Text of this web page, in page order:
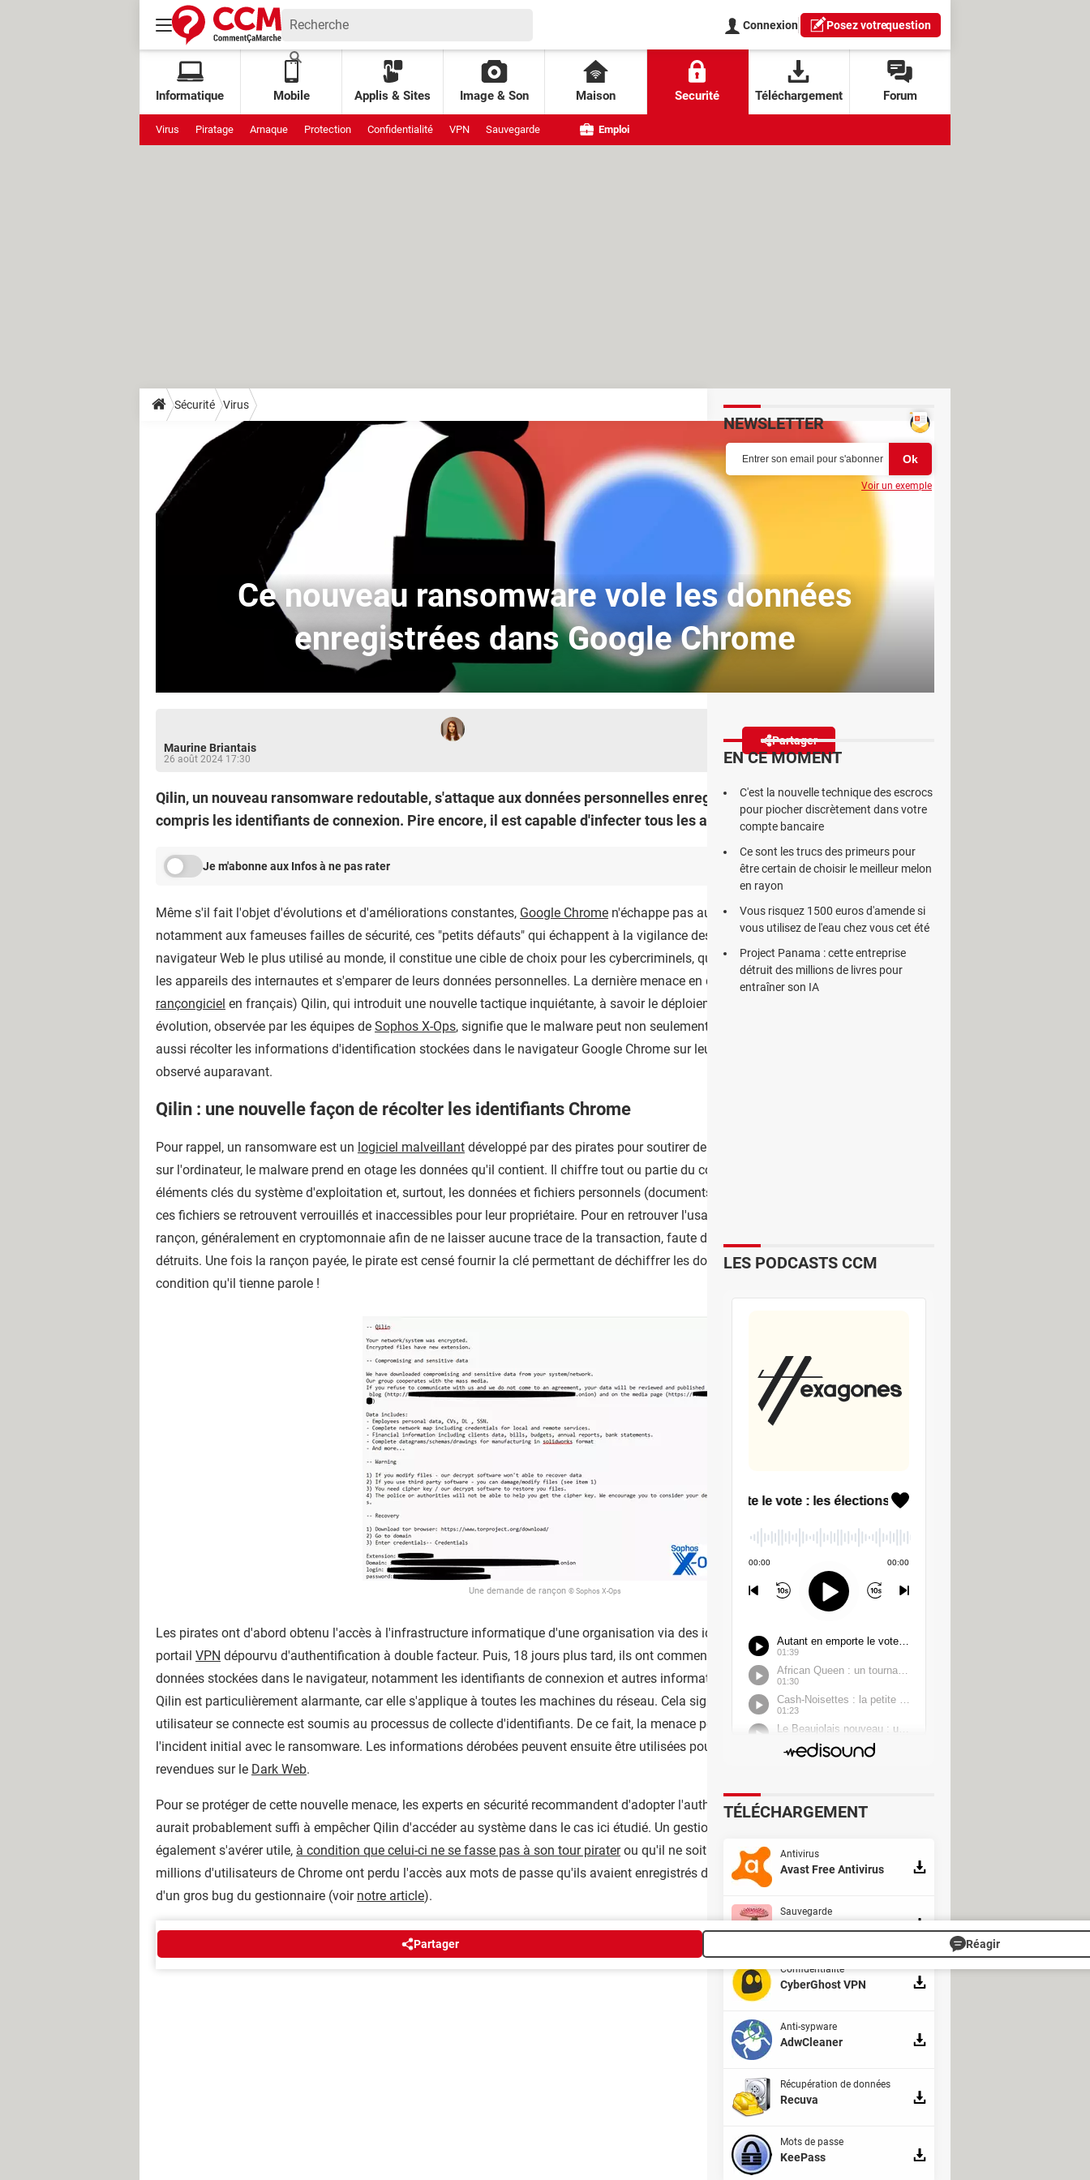
Connexion Posez votrequestion
Informatique Mobile Applis & Sites Image & Son Maison Securité Téléchargement Forum
Virus Piratage Arnaque Protection Confidentialité VPN Sauvegarde Emploi
Sécurité Virus
Ce nouveau ransomware vole les données
enregistrées dans Google Chrome
Maurine Briantais
26 août 2024 17:30
Partager
Qilin, un nouveau ransomware redoutable, s'attaque aux données personnelles enregistrées dans Google Chrome, y
compris les identifiants de connexion. Pire encore, il est capable d'infecter tous les appareils d'un même réseau.
Je m'abonne aux Infos à ne pas rater
Même s'il fait l'objet d'évolutions et d'améliorations constantes, Google Chrome n'échappe pas aux problèmes de tous les logiciels, et
notamment aux fameuses failles de sécurité, ces "petits défauts" qui échappent à la vigilance des développeurs. Et comme c'est le
navigateur Web le plus utilisé au monde, il constitue une cible de choix pour les cybercriminels, qui redoublent d'ingéniosité pour infecter
les appareils des internautes et s'emparer de leurs données personnelles. La dernière menace en date : le ransomware (ou
rançongiciel en français) Qilin, qui introduit une nouvelle tactique inquiétante, à savoir le déploiement d'un voleur personnalisé. Cette
évolution, observée par les équipes de Sophos X-Ops, signifie que le malware peut non seulement voler les données des victimes, mais
aussi récolter les informations d'identification stockées dans le navigateur Google Chrome sur leurs terminaux, ce qui n'a jamais été
observé auparavant.
Qilin : une nouvelle façon de récolter les identifiants Chrome
Pour rappel, un ransomware est un logiciel malveillant développé par des pirates pour soutirer de l'argent aux victimes. Une fois installé
sur l'ordinateur, le malware prend en otage les données qu'il contient. Il chiffre tout ou partie du contenu de l'appareil, notamment des
éléments clés du système d'exploitation et, surtout, les données et fichiers personnels (documents, photos, vidéos, messages, etc.). Tous
ces fichiers se retrouvent verrouillés et inaccessibles pour leur propriétaire. Pour en retrouver l'usage, la victime est sommée de payer une
rançon, généralement en cryptomonnaie afin de ne laisser aucune trace de la transaction, faute de quoi ses fichiers seront définitivement
détruits. Une fois la rançon payée, le pirate est censé fournir la clé permettant de déchiffrer les données et de reprendre le contrôle… à
condition qu'il tienne parole !
Une demande de rançon © Sophos X-Ops
Les pirates ont d'abord obtenu l'accès à l'infrastructure informatique d'une organisation via des identifiants compromis récupérés sur un
portail VPN dépourvu d'authentification à double facteur. Puis, 18 jours plus tard, ils ont commencé à se déplacer pour accéder aux
données stockées dans le navigateur, notamment les identifiants de connexion et autres informations sensibles. La technique de
Qilin est particulièrement alarmante, car elle s'applique à toutes les machines du réseau. Cela signifie que chaque appareil sur lequel un
utilisateur se connecte est soumis au processus de collecte d'identifiants. De ce fait, la menace persiste même après la résolution de
l'incident initial avec le ransomware. Les informations dérobées peuvent ensuite être utilisées pour accéder à d'autres systèmes ou être
revendues sur le Dark Web.
Pour se protéger de cette nouvelle menace, les experts en sécurité recommandent d'adopter l'authentification à double facteur (2FA), qui
aurait probablement suffi à empêcher Qilin d'accéder au système dans le cas ici étudié. Un gestionnaire de mots de passe peut
également s'avérer utile, à condition que celui-ci ne se fasse pas à son tour piraterou qu'il ne soit pas victime d'un bug. Récemment, des
millions d'utilisateurs de Chrome ont perdu l'accès aux mots de passe qu'ils avaient enregistrés dans le navigateur de Google à cause
d'un gros bug du gestionnaire (voir notre article).
Partager Réagir
NEWSLETTER
Voir un exemple
EN CE MOMENT
C'est la nouvelle technique des escrocs
pour piocher discrètement dans votre
compte bancaire
Ce sont les trucs des primeurs pour
être certain de choisir le meilleur melon
en rayon
Vous risquez 1500 euros d'amende si
vous utilisez de l'eau chez vous cet été
Project Panama : cette entreprise
détruit des millions de livres pour
entraîner son IA
LES PODCASTS CCM
TÉLÉCHARGEMENT
Antivirus
Avast Free Antivirus
Sauvegarde
Confidentialité
CyberGhost VPN
Anti-sypware
AdwCleaner
Récupération de données
Recuva
Mots de passe
KeePass